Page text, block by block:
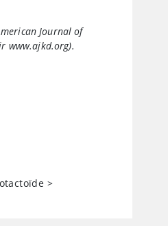
Journal of
www.ajkd.org).
>